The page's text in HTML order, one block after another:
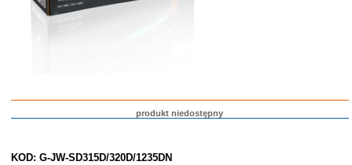
produkt niedostępny
KOD: G-JW-SD315D/320D/1235DN